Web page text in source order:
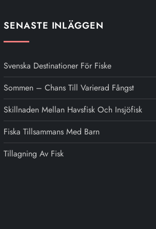
SENASTE INLÄGGEN
Svenska Destinationer För Fiske
Sommen – Chans Till Varierad Fångst
Skillnaden Mellan Havsfisk Och Insjöfisk
Fiska Tillsammans Med Barn
Tillagning Av Fisk